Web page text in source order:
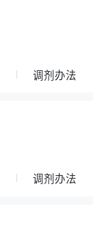
调剂办法
调剂办法